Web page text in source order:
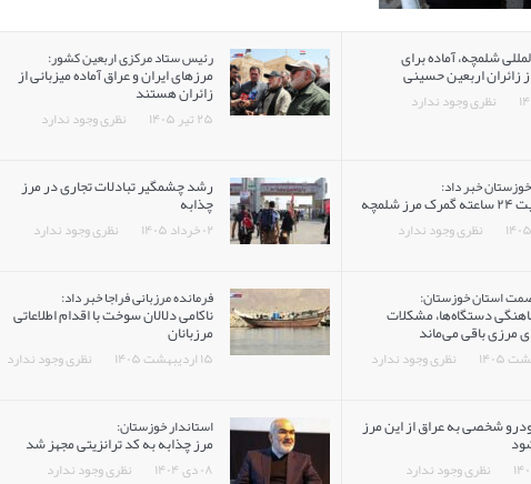
رئیس ستاد مرکزی اربعین کشور:
مرزهای ایران و عراق آماده میزبانی از
زائران هستند
۲۵ تیر ۱۴۰۵ نظری وجود ندارد
شلمچه، آماده برای
زائران اربعین حسینی
نظری وجود ندارد
رشد چشمگیر تبادلات تجاری در مرز
چذابه
۰۲ خرداد ۱۴۰۵ نظری وجود ندارد
خبر داد:
شلمچه
نظری وجود ندارد
فرمانده مرزبانی فراجا خبر داد:
ناکامی دلالان سوخت با اقدام اطلاعاتی
مرزبانان
۱۵ اردیبهشت ۱۴۰۵ نظری وجود ندارد
استان خوزستان:
دستگاه‌ها، مشکلات
مرزی باقی می‌ماند
نظری وجود ندارد
استاندار خوزستان:
مرز چذابه به کد ترانزیتی مجهز شد
۰۸ دی ۱۴۰۴ نظری وجود ندارد
شخصی به عراق از این مرز
نظری وجود ندارد